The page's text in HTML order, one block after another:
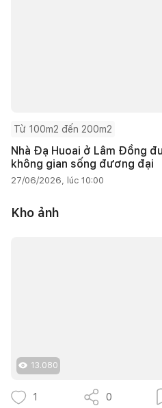
Từ 100m2 đến 200m2
Nhà Đạ Huoai ở Lâm Đồng
không gian sống đương đại
27/06/2026, lúc 10:00
Kho ảnh
13.080
1 0